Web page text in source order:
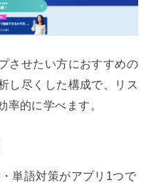
させたい方におすすめの
し尽くした構成で、リス
率的に学べます。
単語対策がアプリ1つで